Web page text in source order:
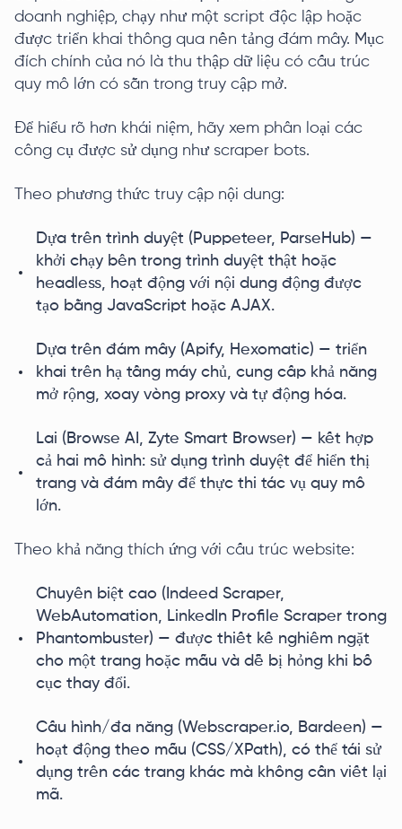
doanh nghiệp, chạy như một script độc lập hoặc
được triển khai thông qua nền tảng đám mây. Mục
đích chính của nó là thu thập dữ liệu có cấu trúc
quy mô lớn có sẵn trong truy cập mở.
Để hiểu rõ hơn khái niệm, hãy xem phân loại các
công cụ được sử dụng như scraper bots.
Theo phương thức truy cập nội dung:
Dựa trên trình duyệt (Puppeteer, ParseHub) —
khởi chạy bên trong trình duyệt thật hoặc
headless, hoạt động với nội dung động được
tạo bằng JavaScript hoặc AJAX.
Dựa trên đám mây (Apify, Hexomatic) — triển
khai trên hạ tầng máy chủ, cung cấp khả năng
mở rộng, xoay vòng proxy và tự động hóa.
Lai (Browse AI, Zyte Smart Browser) — kết hợp
cả hai mô hình: sử dụng trình duyệt để hiển thị
trang và đám mây để thực thi tác vụ quy mô
lớn.
Theo khả năng thích ứng với cấu trúc website:
Chuyên biệt cao (Indeed Scraper,
WebAutomation, LinkedIn Profile Scraper trong
Phantombuster) — được thiết kế nghiêm ngặt
cho một trang hoặc mẫu và dễ bị hỏng khi bố
cục thay đổi.
Cấu hình/đa năng (Webscraper.io, Bardeen) —
hoạt động theo mẫu (CSS/XPath), có thể tái sử
dụng trên các trang khác mà không cần viết lại
mã.